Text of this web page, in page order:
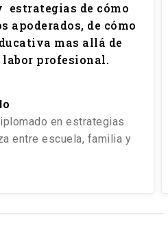
estrategias de cómo
apoderados, de cómo
mas allá de
profesional.
en estrategias
entre escuela, familia y